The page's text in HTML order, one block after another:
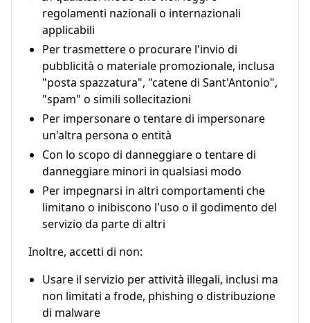
regolamenti nazionali o internazionali
applicabili
Per trasmettere o procurare l'invio di
pubblicità o materiale promozionale, inclusa
"posta spazzatura", "catene di Sant'Antonio",
"spam" o simili sollecitazioni
Per impersonare o tentare di impersonare
un'altra persona o entità
Con lo scopo di danneggiare o tentare di
danneggiare minori in qualsiasi modo
Per impegnarsi in altri comportamenti che
limitano o inibiscono l'uso o il godimento del
servizio da parte di altri
Inoltre, accetti di non:
Usare il servizio per attività illegali, inclusi ma
non limitati a frode, phishing o distribuzione
di malware